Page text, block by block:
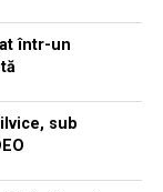
într-un
sub